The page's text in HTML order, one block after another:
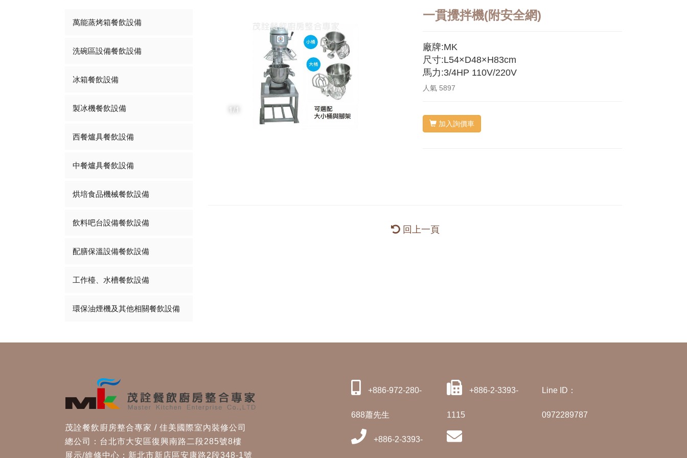
1/1
一貫攪拌機(附安全網)
廠牌:MK
尺寸:L54×D48×H83cm
馬力:3/4HP 110V/220V
人氣 5897
加入詢價車
回上一頁
萬能蒸烤箱餐飲設備
洗碗區設備餐飲設備
冰箱餐飲設備
製冰機餐飲設備
西餐爐具餐飲設備
中餐爐具餐飲設備
烘培食品機械餐飲設備
飲料吧台設備餐飲設備
配膳保溫設備餐飲設備
工作檯、水槽餐飲設備
環保油煙機及其他相關餐飲設備
茂詮餐飲廚房整合專家 / 佳美國際室內裝修公司
總公司：台北市大安區復興南路二段285號8樓
展示/維修中心：新北市新店區安康路2段348-1號
+886-972-280-
688蕭先生
+886-2-3393-
+886-2-3393-
1115
Line ID：
0972289787